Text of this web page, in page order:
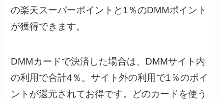
の楽天スーパーポイントと1％のDMMポイント
が獲得できます。
DMMカードで決済した場合は、DMMサイト内
の利用で合計4％。サイト外の利用で1％のポイ
ントが還元されてお得です。どのカードを使う